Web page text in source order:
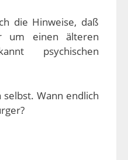
die Hinweise, daß
um einen älteren
psychischen
Wann endlich